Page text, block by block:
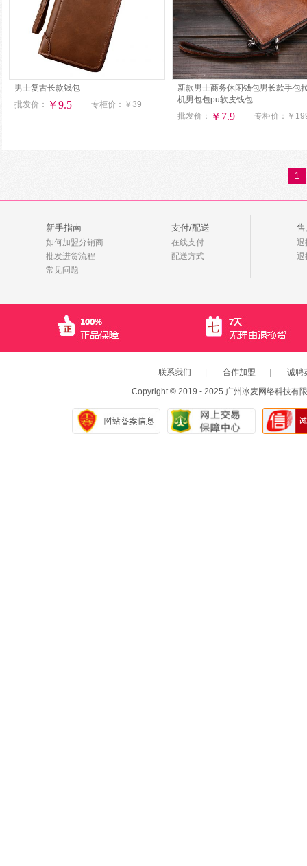
男士复古长款钱包
批发价：
￥9.5 专柜价： ￥39
新款男士商务休闲钱包男长款手包
机男包包pu软皮钱包
批发价：
￥7.9 专柜价： ￥
1
新手指南
如何加盟分销商
批发进货流程
常见问题
支付/配送
在线支付
配送方式
退
退
联系我们 合作加盟
诚聘
Copyright © 2019 - 2025 广州冰麦网络科技有